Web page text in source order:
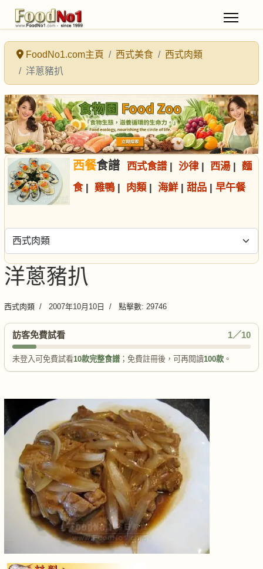
FoodNo1.com主頁 西式美食
西式肉類
洋蔥豬扒
西餐食譜 西式食譜| 沙律| 西湯| 麵
食| 雞鴨| 肉類 | 海鮮| 甜品 | 早午餐
選擇食譜分類
洋蔥豬扒
西式肉類 2007年10月10日 點擊數: 29746
訪客免費試看 1／10
未登入可免費試看10款完整食譜 ；免費註冊後，可再閱讀100款 。